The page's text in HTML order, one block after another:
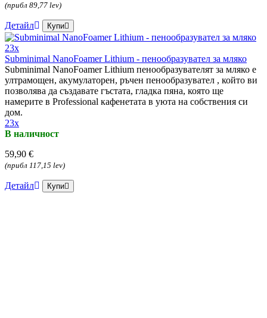
(прибл 89,77 lev)
Детайл Купи
23x
Subminimal NanoFoamer Lithium - пенообразувател за мляко
Subminimal NanoFoamer Lithium пенообразувателят за мляко е
ултрамощен, акумулаторен, ръчен пенообразувател , който ви
позволява да създавате гъстата, гладка пяна, която ще
намерите в Professional кафенетата в уюта на собствения си
дом.
23x
В наличност
59,90 €
(прибл 117,15 lev)
Детайл Купи